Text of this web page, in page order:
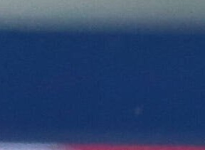
3 godina 11 mjesec